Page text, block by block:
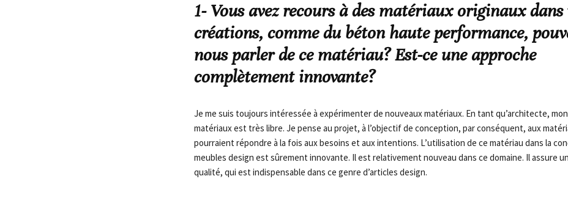
1- Vous avez recours à des matériaux originaux dans
créations, comme du béton haute performance,
nous parler de ce matériau? Est-ce une approche
complètement innovante?
Je me suis toujours intéressée à expérimenter de nouveaux matériaux. En tant qu’architecte,
matériaux est très libre. Je pense au projet, à l’objectif de conception, par conséquent, aux
pourraient répondre à la fois aux besoins et aux intentions. L’utilisation de ce matériau dans la
meubles design est sûrement innovante. Il est relativement nouveau dans ce domaine. Il assure
qualité, qui est indispensable dans ce genre d’articles design.